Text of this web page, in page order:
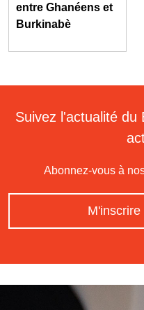
entre Ghanéens et
Burkinabè
Suivez l'actualité du
Abonnez-vous à